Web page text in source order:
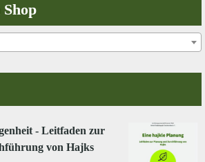
- Leitfaden zur
von Hajks